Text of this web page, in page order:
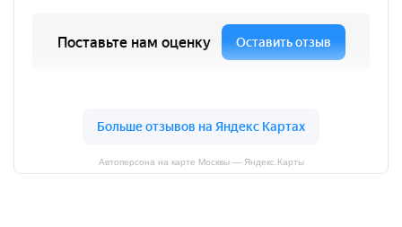
Автоперсона на карте Москвы — Яндекс.Карты